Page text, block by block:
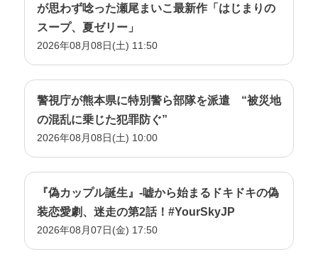
が思わず唸った瀬尾まいこ最新作「はじまりの
スープ、夏ゼリー」
2026年08月08日(土) 11:50
警視庁が熊本県に特別警ら部隊を派遣 “被災地
の混乱に乗じた犯罪防ぐ”
2026年08月08日(土) 10:00
『偽カップル誕生』-嘘から始まるドキドキの偽
装恋愛劇、迷走の第2話！#YourSkyJP
2026年08月07日(金) 17:50